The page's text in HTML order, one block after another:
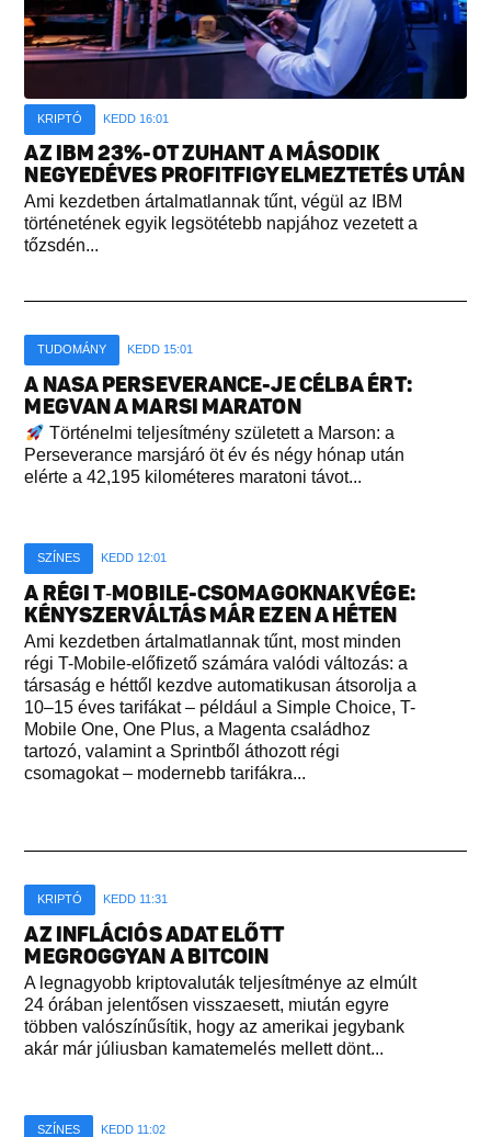
KRIPTÓ KEDD 16:01
AZ IBM 23%-OT ZUHANT A MÁSODIK
NEGYEDÉVES PROFITFIGYELMEZTETÉS UTÁN
Ami kezdetben ártalmatlannak tűnt, végül az IBM
történetének egyik legsötétebb napjához vezetett a
tőzsdén...
TUDOMÁNY KEDD 15:01
A NASA PERSEVERANCE-JE CÉLBA ÉRT:
MEGVAN A MARSI MARATON
Történelmi teljesítmény született a Marson: a
Perseverance marsjáró öt év és négy hónap után
elérte a 42,195 kilométeres maratoni távot...
SZÍNES KEDD 12:01
A RÉGI T‑MOBILE-CSOMAGOKNAK VÉGE:
KÉNYSZERVÁLTÁS MÁR EZEN A HÉTEN
Ami kezdetben ártalmatlannak tűnt, most minden
régi T-Mobile-előfizető számára valódi változás: a
társaság e héttől kezdve automatikusan átsorolja a
10–15 éves tarifákat – például a Simple Choice, T-
Mobile One, One Plus, a Magenta családhoz
tartozó, valamint a Sprintből áthozott régi
csomagokat – modernebb tarifákra...
KRIPTÓ KEDD 11:31
AZ INFLÁCIÓS ADAT ELŐTT
MEGROGGYAN A BITCOIN
A legnagyobb kriptovaluták teljesítménye az elmúlt
24 órában jelentősen visszaesett, miután egyre
többen valószínűsítik, hogy az amerikai jegybank
akár már júliusban kamatemelés mellett dönt...
SZÍNES KEDD 11:02